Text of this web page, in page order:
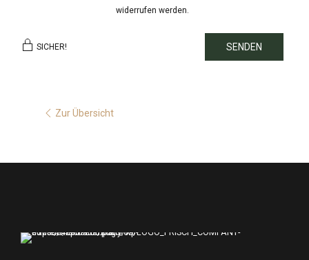
widerrufen werden.
SICHER! SENDEN
Zur Übersicht